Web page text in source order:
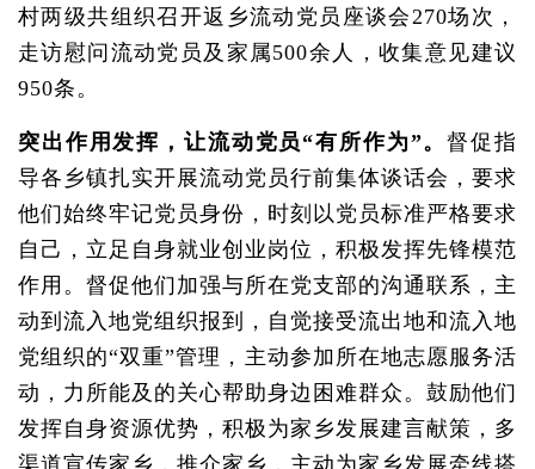
村两级共组织召开返乡流动党员座谈会270场次，
走访慰问流动党员及家属500余人，收集意见建议
950条。
突出作用发挥，让流动党员“有所作为”。督促指
导各乡镇扎实开展流动党员行前集体谈话会，要求
他们始终牢记党员身份，时刻以党员标准严格要求
自己，立足自身就业创业岗位，积极发挥先锋模范
作用。督促他们加强与所在党支部的沟通联系，主
动到流入地党组织报到，自觉接受流出地和流入地
党组织的“双重”管理，主动参加所在地志愿服务活
动，力所能及的关心帮助身边困难群众。鼓励他们
发挥自身资源优势，积极为家乡发展建言献策，多
渠道宣传家乡，推介家乡，主动为家乡发展牵线搭